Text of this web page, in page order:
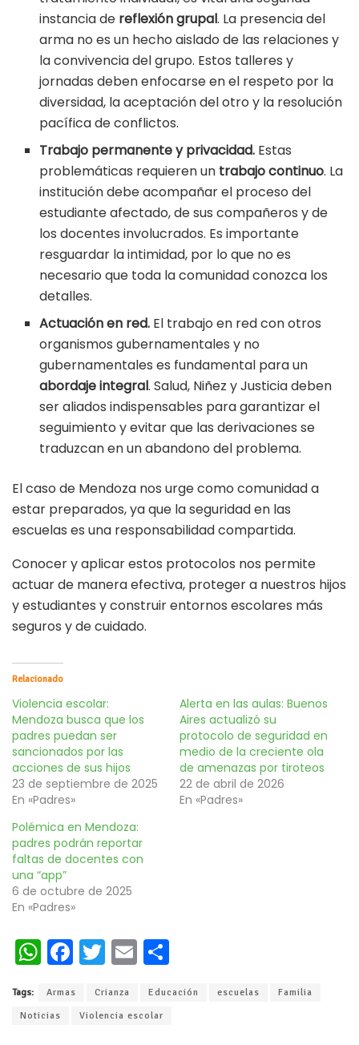
instancia de reflexión grupal. La presencia del
arma no es un hecho aislado de las relaciones y
la convivencia del grupo. Estos talleres y
jornadas deben enfocarse en el respeto por la
diversidad, la aceptación del otro y la resolución
pacífica de conflictos.
Trabajo permanente y privacidad. Estas
problemáticas requieren un trabajo continuo. La
institución debe acompañar el proceso del
estudiante afectado, de sus compañeros y de
los docentes involucrados. Es importante
resguardar la intimidad, por lo que no es
necesario que toda la comunidad conozca los
detalles.
Actuación en red. El trabajo en red con otros
organismos gubernamentales y no
gubernamentales es fundamental para un
abordaje integral. Salud, Niñez y Justicia deben
ser aliados indispensables para garantizar el
seguimiento y evitar que las derivaciones se
traduzcan en un abandono del problema.
El caso de Mendoza nos urge como comunidad a
estar preparados, ya que la seguridad en las
escuelas es una responsabilidad compartida.
Conocer y aplicar estos protocolos nos permite
actuar de manera efectiva, proteger a nuestros hijos
y estudiantes y construir entornos escolares más
seguros y de cuidado.
Relacionado
Violencia escolar:
Mendoza busca que los
padres puedan ser
sancionados por las
acciones de sus hijos
23 de septiembre de 2025
En «Padres»
Alerta en las aulas: Buenos
Aires actualizó su
protocolo de seguridad en
medio de la creciente ola
de amenazas por tiroteos
22 de abril de 2026
En «Padres»
Polémica en Mendoza:
padres podrán reportar
faltas de docentes con
una “app”
6 de octubre de 2025
En «Padres»
W
at
s
Fa
b
oo
T
tt
er
E
ai
l
m
Tags: Armas Crianza Educación escuelas
Familia
Noticias
Violencia escolar